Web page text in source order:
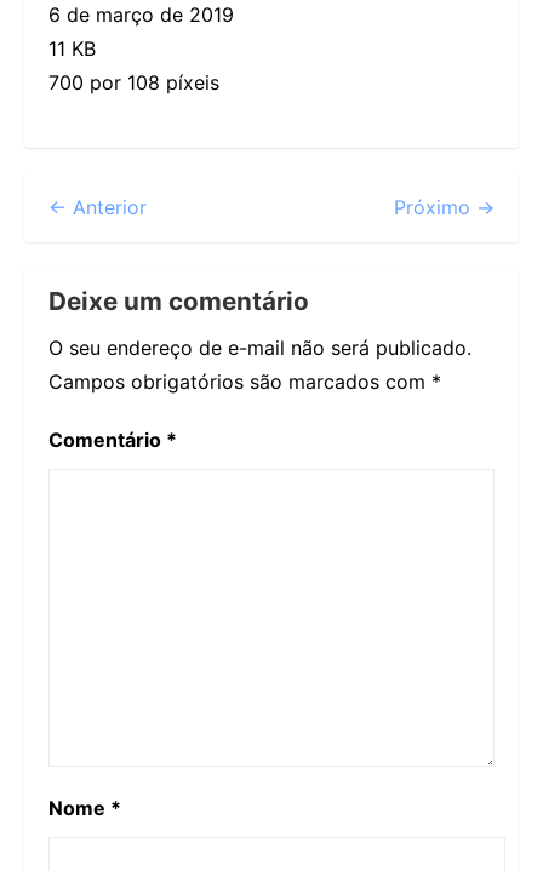
6 de março de 2019
11 KB
700 por 108 píxeis
← Anterior Próximo →
Deixe um comentário
O seu endereço de e-mail não será publicado.
Campos obrigatórios são marcados com *
Comentário *
Nome *